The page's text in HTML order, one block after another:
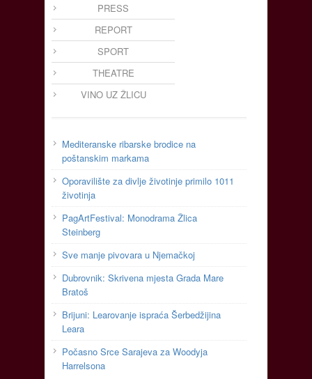
PRESS
REPORT
SPORT
THEATRE
VINO UZ ŽLICU
Mediteranske ribarske brodice na
poštanskim markama
Oporavilište za divlje životinje primilo 1011
životinja
PagArtFestival: Monodrama Žlica
Steinberg
Sve manje pivovara u Njemačkoj
Dubrovnik: Skrivena mjesta Grada Mare
Bratoš
Brijuni: Learovanje ispraća Šerbedžijina
Leara
Počasno Srce Sarajeva za Woodyja
Harrelsona